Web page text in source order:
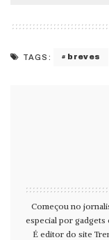
TAGS: breves
Começou no
especial por gadgets
É editor do site